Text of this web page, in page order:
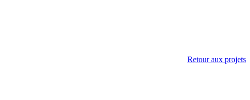
Retour aux projets